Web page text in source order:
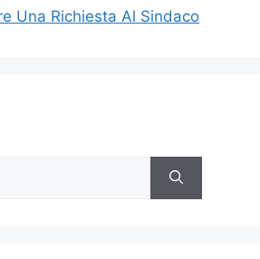
Una Richiesta Al Sindaco